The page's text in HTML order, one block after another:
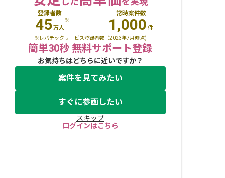
登録者数
45万人
※
常時案件数
1,000 件
※レバテックサービス登録者数（2023年7月時点)
簡単30秒 無料サポート登録
お気持ちはどちらに近いですか？
案件を見てみたい
すぐに参画したい
スキップ
ログインはこちら